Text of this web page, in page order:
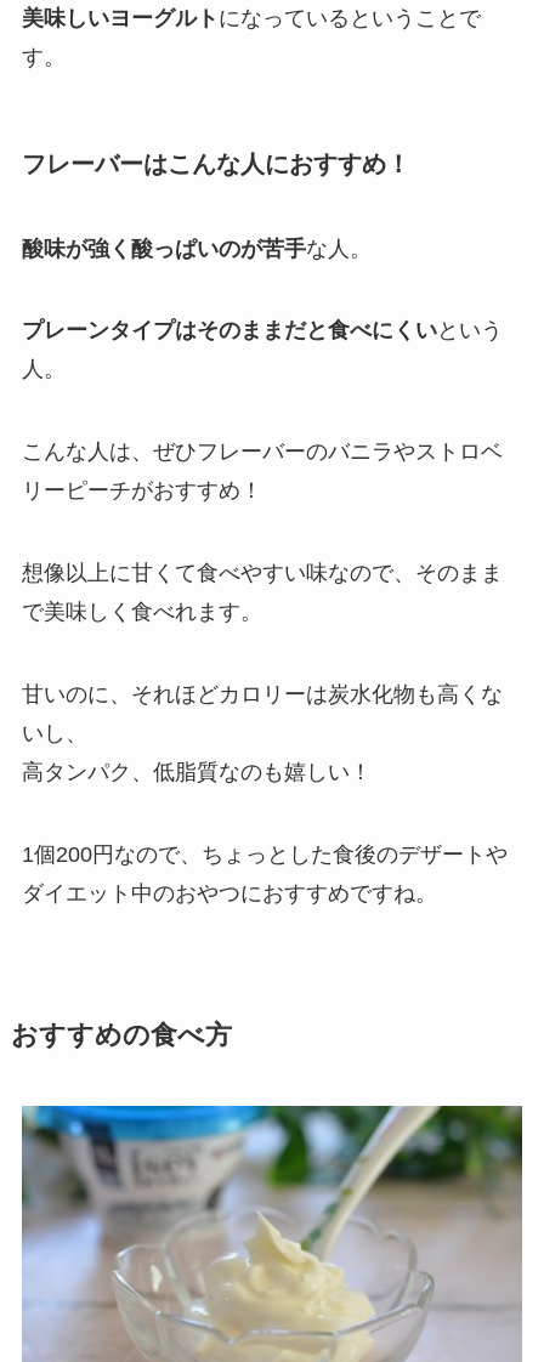
美味しいヨーグルト になっているということで
す。
フレーバーはこんな人におすすめ！
酸味が強く酸っぱいのが苦手な人。
プレーンタイプはそのままだと食べにくいという
人。
こんな人は、ぜひフレーバーのバニラやストロベ
リーピーチがおすすめ！
想像以上に甘くて食べやすい味なので、そのまま
で美味しく食べれます。
甘いのに、それほどカロリーは炭水化物も高くな
いし、
高タンパク、低脂質なのも嬉しい！
1個200円なので、ちょっとした食後のデザートや
ダイエット中のおやつにおすすめですね。
おすすめの食べ方